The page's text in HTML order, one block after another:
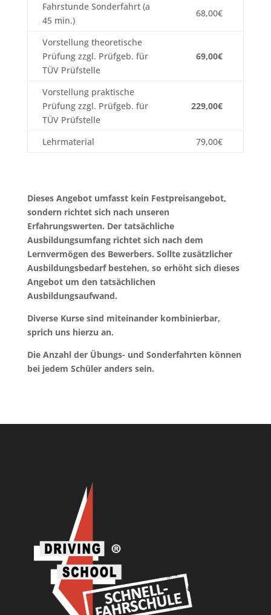
Fahrstunde Sonderfahrt (a
45 min.)
68,00€
Vorstellung theoretische
Prüfung zzgl. Prüfgeb. für
TÜV Prüfstelle
69,00€
Vorstellung praktische
Prüfung zzgl. Prüfgeb. für
TÜV Prüfstelle
229,00€
Lehrmaterial 79,00€
Dieses Angebot umfasst kein Festpreisangebot,
sondern richtet sich nach unseren
Erfahrungswerten. Der tatsächliche
Ausbildungsumfang richtet sich nach dem
Lernvermögen des Bewerbers. Sollte zusätzlicher
Ausbildungsbedarf bestehen, so erhöht sich dieses
Angebot um den tatsächlichen
Ausbildungsaufwand.
Diverse Kurse sind miteinander kombinierbar,
sprich uns hierzu an.
Die Anzahl der Übungs- und Sonderfahrten können
bei jedem Schüler anders sein.